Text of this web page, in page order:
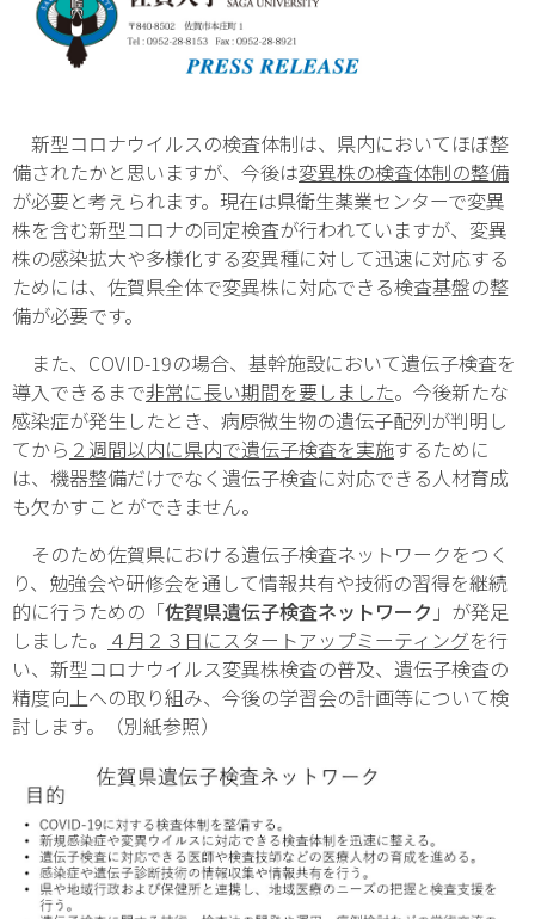
新型コロナウイルスの検査体制は、県内においてほぼ整
備されたかと思いますが、今後は変異株の検査体制の整備
が必要と考えられます。現在は県衛生薬業センターで変異
株を含む新型コロナの同定検査が行われていますが、変異
株の感染拡大や多様化する変異種に対して迅速に対応する
ためには、佐賀県全体で変異株に対応できる検査基盤の整
備が必要です。
また、COVID-19の場合、基幹施設において遺伝子検査を
導入できるまで非常に長い期間を要しました。今後新たな
感染症が発生したとき、病原微生物の遺伝子配列が判明し
てから ２週間以内に県内で遺伝子検査を実施するために
は、機器整備だけでなく遺伝子検査に対応できる人材育成
も欠かすことができません。
そのため佐賀県における遺伝子検査ネットワークをつく
り、勉強会や研修会を通して情報共有や技術の習得を継続
的に行うための「佐賀県遺伝子検査ネットワーク 」が発足
しました。 ４月２３日にスタートアップミーティングを行
い、新型コロナウイルス変異株検査の普及、遺伝子検査の
精度向上への取り組み、今後の学習会の計画等について検
討します。（別紙参照）